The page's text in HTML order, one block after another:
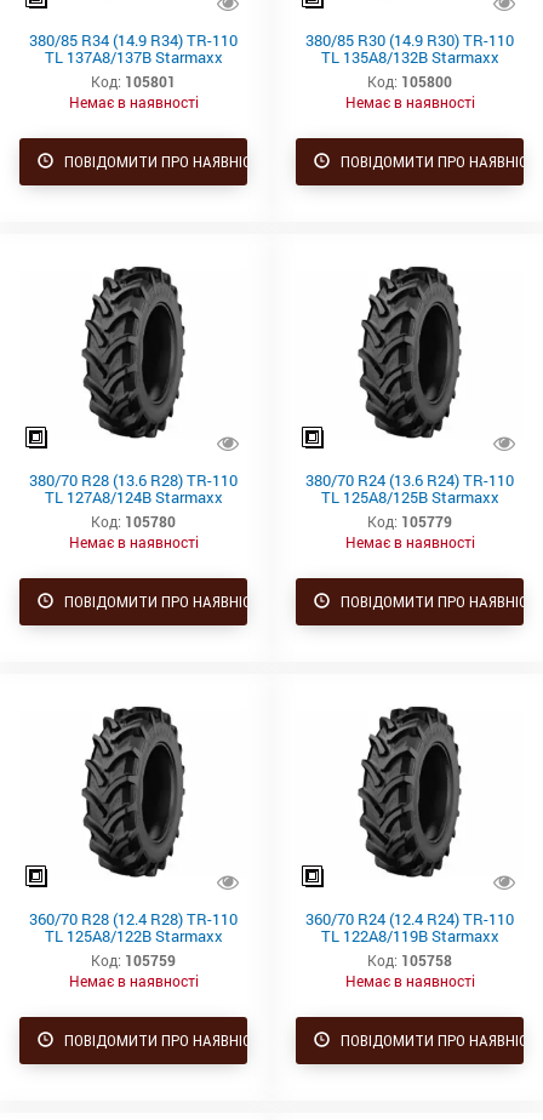
380/85 R34 (14.9 R34) TR-110
TL 137A8/137B Starmaxx
Код: 105801
Немає в наявності
ПОВІДОМИТИ ПРО НАЯВНІСТЬ
380/85 R30 (14.9 R30) TR-110
TL 135A8/132B Starmaxx
Код: 105800
Немає в наявності
ПОВІДОМИТИ ПРО
380/70 R28 (13.6 R28) TR-110
TL 127A8/124B Starmaxx
Код: 105780
Немає в наявності
ПОВІДОМИТИ ПРО НАЯВНІСТЬ
380/70 R24 (13.6 R24) TR-110
TL 125A8/125B Starmaxx
Код: 105779
Немає в наявності
ПОВІДОМИТИ ПРО
360/70 R28 (12.4 R28) TR-110
TL 125A8/122B Starmaxx
Код: 105759
Немає в наявності
ПОВІДОМИТИ ПРО НАЯВНІСТЬ
360/70 R24 (12.4 R24) TR-110
TL 122A8/119B Starmaxx
Код: 105758
Немає в наявності
ПОВІДОМИТИ ПРО